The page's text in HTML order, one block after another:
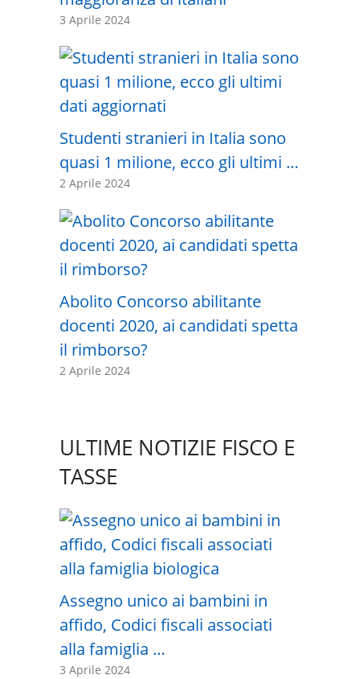
3 Aprile 2024
Studenti stranieri in Italia sono
quasi 1 milione, ecco gli ultimi …
2 Aprile 2024
Abolito Concorso abilitante
docenti 2020, ai candidati spetta
il rimborso?
2 Aprile 2024
ULTIME NOTIZIE FISCO E
TASSE
Assegno unico ai bambini in
affido, Codici fiscali associati
alla famiglia …
3 Aprile 2024